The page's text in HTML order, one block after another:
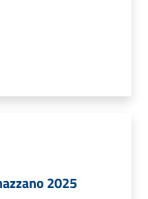
2025